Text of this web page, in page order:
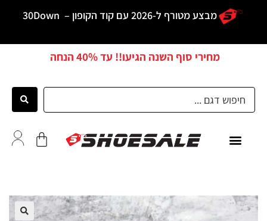
מבצע מטורף ל-2026 עם קוד הקופון – 30Down
מחירי סוף השנה הגיעו!! עד40% הנחה